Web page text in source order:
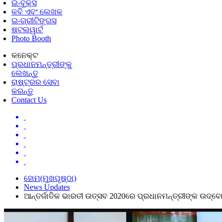
ଇ-ବୁକ୍ସ
କବି ଏବଂ ଲେଖକ
ଇ-ଗ୍ରୀଟିଙ୍ଗସ
ଷ୍ଟଲୱାର୍ଟ
Photo Booth
କନେକ୍ଟ
ପ୍ରଧାନମନ୍ତ୍ରୀଙ୍କୁ
ଲେଖନ୍ତୁ
ରାଷ୍ଟ୍ରର ସେବା
କରନ୍ତୁ
Contact Us
ହୋମ(ମୁଖପୃଷ୍ଠା)
News Updates
ଆନ୍ତର୍ଜାତିକ ଭାରତୀ ଉତ୍ସବ 2020ରେ ପ୍ରଧାନମନ୍ତ୍ରୀଙ୍କ